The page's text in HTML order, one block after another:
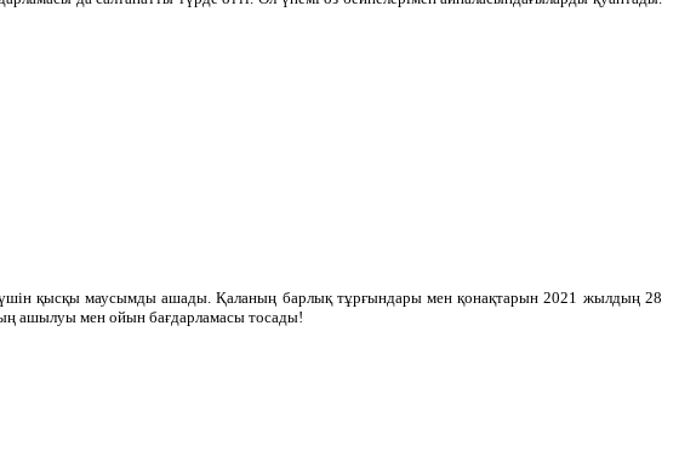
қысқы маусымды ашады. Қаланың барлық тұрғындары мен қонақтарын 2021 жылдың 28
ашылуы мен ойын бағдарламасы тосады!